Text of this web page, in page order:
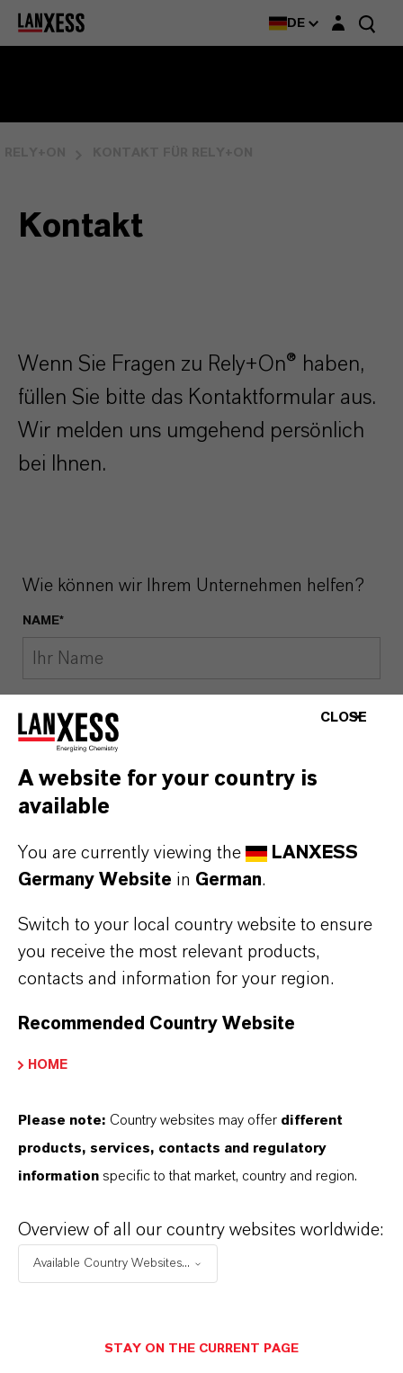
Rely+On® DE Login-Maske
Kontakt
Wenn Sie Fragen zu Rely+On® haben,
füllen Sie bitte das Kontaktformular aus.
Wir melden uns umgehend persönlich
bei Ihnen.
Wie können wir Ihrem Unternehmen helfen?
NAME*
LAND*
PRODUKTNAME / THEMA*
NACHRICHT*
Die Datenschutzhinweise wurden gelesen
und akzeptiert.* Hier finden Sie unsere
Datenschutzhinweise.
NACHRICHT SENDEN ABBRECHEN
CLOSE
A website for your country is
available
You are currently viewing the
LANXESS
Germany Website in German.
Switch to your local country website to ensure
you receive the most relevant products,
contacts and information for your region.
Recommended Country Website
HOME
Please note: Country websites may offer different
products, services, contacts and regulatory
information specific to that market, country and region.
Overview of all our country websites worldwide:
Available Country Websites...
STAY ON THE CURRENT PAGE